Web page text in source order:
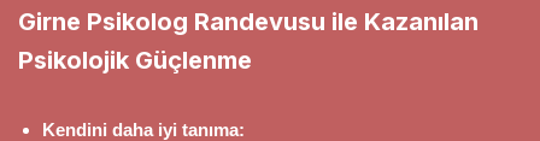
Girne Psikolog Randevusu ile Kazanılan
Psikolojik Güçlenme
Kendini daha iyi tanıma: